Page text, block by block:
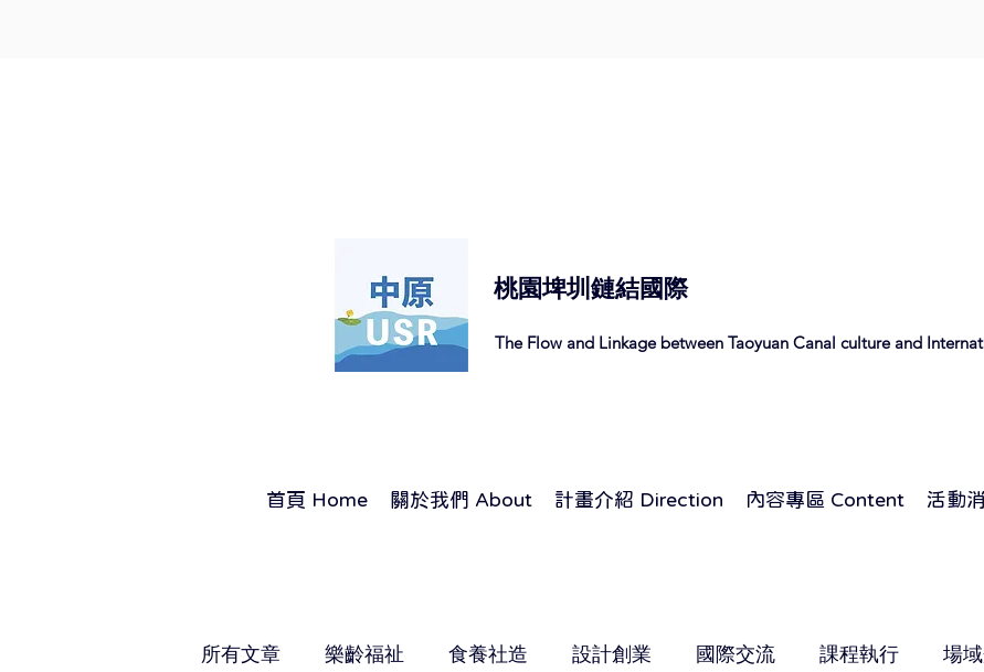
首頁 Home 關於我們 About 計畫介紹 Direction 內容專區 Content 活動
桃園埤圳 鏈結國際
The Flow and Linkage between Taoyuan Canal culture and
所有文章 樂齡福祉 食養社造 設計創業 國際交流 課程執行 場